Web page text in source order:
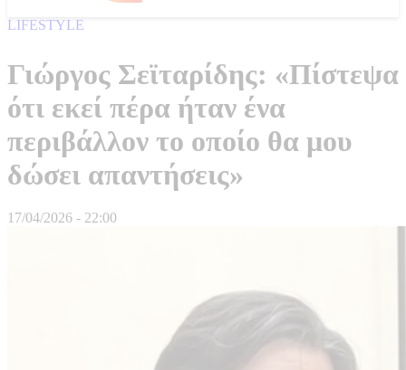
LIFESTYLE
Γιώργος Σεϊταρίδης: «Πίστεψα
ότι εκεί πέρα ήταν ένα
περιβάλλον το οποίο θα μου
δώσει απαντήσεις»
17/04/2026 - 22:00